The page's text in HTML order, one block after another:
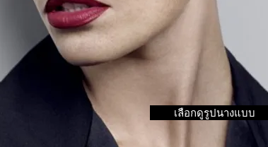
เลือกดูรูปนางแบบ